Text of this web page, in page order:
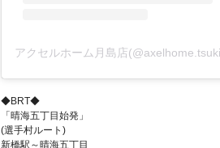
◆BRT◆
「晴海五丁目始発」
(選手村ルート)
新橋駅～晴海五丁目